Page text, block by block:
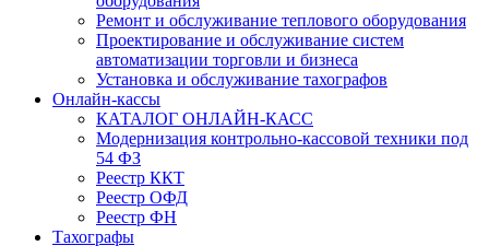
Ремонт и обслуживание теплового оборудования
Проектирование и обслуживание систем
автоматизации торговли и бизнеса
Установка и обслуживание тахографов
Онлайн-кассы
КАТАЛОГ ОНЛАЙН-КАСС
Модернизация контрольно-кассовой техники под
54 ФЗ
Реестр ККТ
Реестр ОФД
Реестр ФН
Тахографы